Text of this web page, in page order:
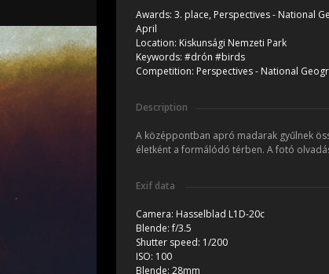
Awards: 3. place, Perspectives - National
April
Location: Kiskunsági Nemzeti Park
Keywords: #drón #birds
Competition: Perspectives - National
Description
A középpontban apró madarak gyűlnek
életként a formálódó térben. A fotó
Exif data
Camera: Hasselblad L1D-20c
Blende:f/3.5
Shutter speed: 1/200
ISO: 100
Blende: 28mm